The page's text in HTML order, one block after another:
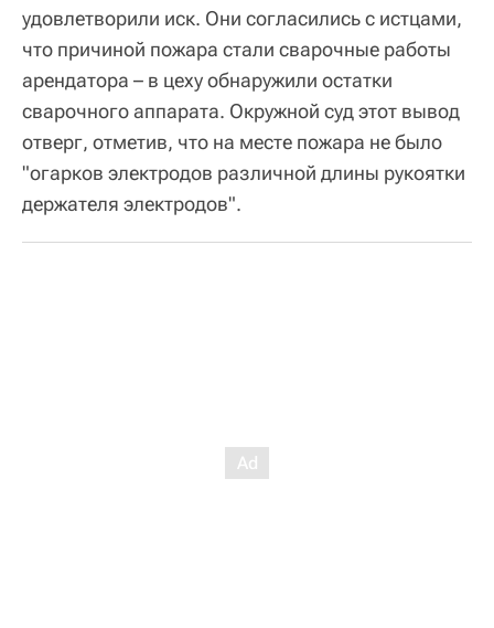
удовлетворили иск. Они согласились с истцами,
что причиной пожара стали сварочные работы
арендатора – в цеху обнаружили остатки
сварочного аппарата. Окружной суд этот вывод
отверг, отметив, что на месте пожара не было
"огарков электродов различной длины рукоятки
держателя электродов".